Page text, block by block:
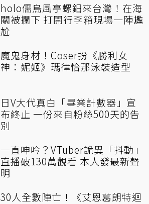
holo儒烏風亭螺鈿來台灣！在海
關被攔下 打開行李箱現場一陣尷
尬
魔鬼身材！Coser扮《勝利女
神：妮姬》瑪律恰那泳裝造型
日V大代真白「畢業計數器」宣
布終止 一份來自粉絲500天的告
別
一直呻吟？VTuber詭異「抖動」
直播破130萬觀看 本人發最新聲
明
30人全數陣亡！《艾恩葛朗特迴